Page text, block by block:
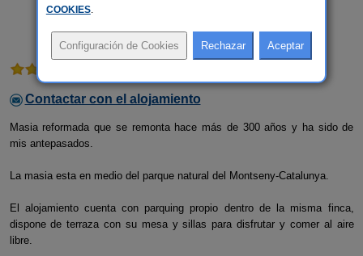
Contactar con el alojamiento
Masia reformada que se remonta hace más de 300 años y ha sido de
mis antepasados.
La masia esta en medio del parque natural del Montseny-Catalunya.
El alojamiento cuenta con parquing propio dentro de la misma finca,
dispone de terraza con su mesa y sillas para disfrutar y comer al aire
libre.
COOKIES.